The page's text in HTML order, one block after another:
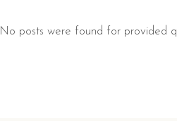
No posts were found for provided